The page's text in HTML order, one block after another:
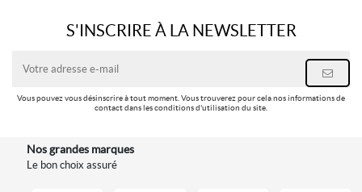
S'INSCRIRE À LA NEWSLETTER
Vous pouvez vous désinscrire à tout moment. Vous trouverez pour cela nos informations de
contact dans les conditions d'utilisation du site.
Nos grandes marques
Le bon choix assuré